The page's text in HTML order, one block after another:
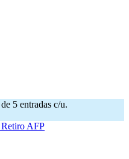
5 entradas c/u.
AFP